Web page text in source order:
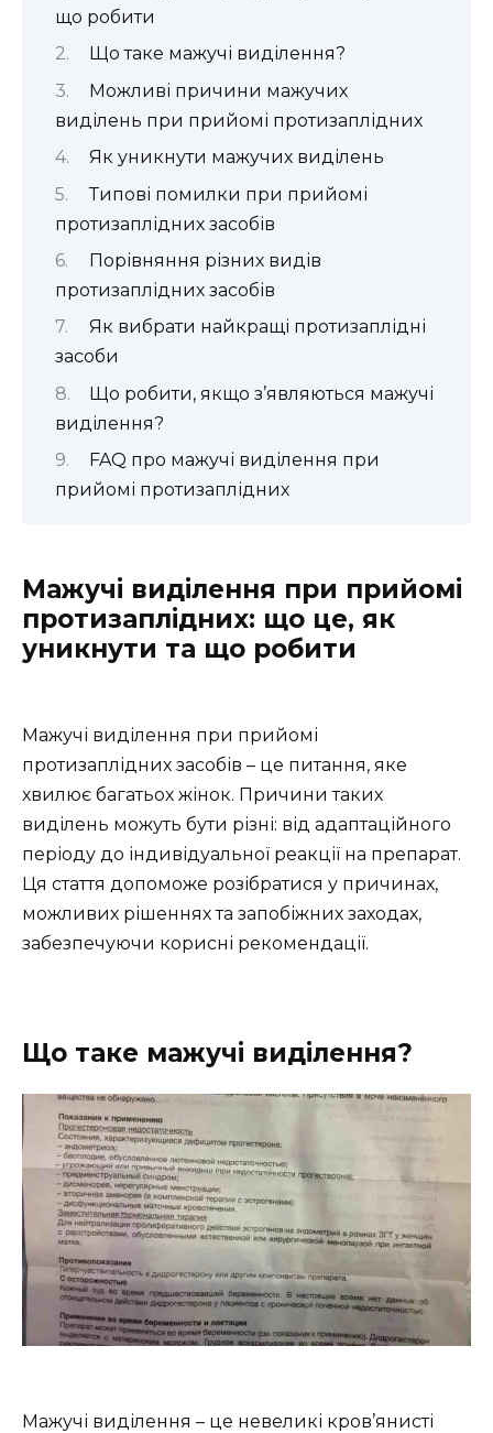
що робити
Що таке мажучі виділення?
Можливі причини мажучих
виділень при прийомі протизаплідних
Як уникнути мажучих виділень
Типові помилки при прийомі
протизаплідних засобів
Порівняння різних видів
протизаплідних засобів
Як вибрати найкращі протизаплідні
засоби
Що робити, якщо з’являються мажучі
виділення?
FAQ про мажучі виділення при
прийомі протизаплідних
Мажучі виділення при прийомі
протизаплідних: що це, як
уникнути та що робити
Мажучі виділення при прийомі
протизаплідних засобів – це питання, яке
хвилює багатьох жінок. Причини таких
виділень можуть бути різні: від адаптаційного
періоду до індивідуальної реакції на препарат.
Ця стаття допоможе розібратися у причинах,
можливих рішеннях та запобіжних заходах,
забезпечуючи корисні рекомендації.
Що таке мажучі виділення?
Мажучі виділення – це невеликі кров’янисті